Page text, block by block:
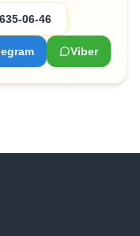
06-46
Viber